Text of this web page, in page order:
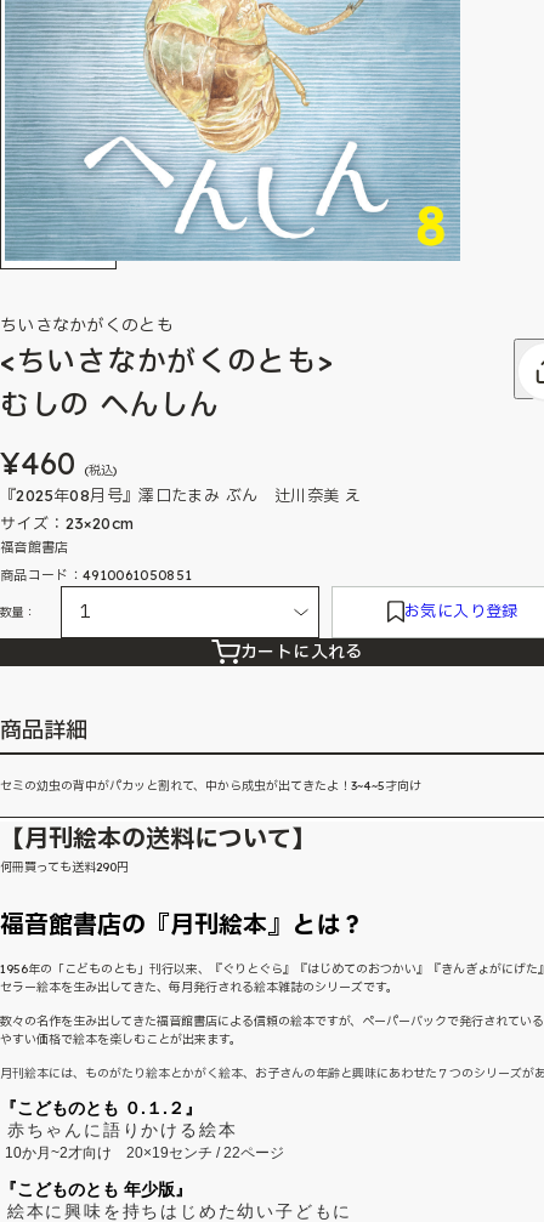
ちいさなかがくのとも
<ちいさなかがくのとも>
むしの へんしん
¥460 (税込)
『2025年08月号』澤口たまみ ぶん 辻川奈美 え
サイズ：23×20cm
福音館書店
商品コード：4910061050851
数量： お気に入り登録
カートに入れる
商品詳細
セミの幼虫の背中がパカッと割れて、中から成虫が出てきたよ！3~4~5才向け
【月刊絵本の送料について】
何冊買っても送料290円
福音館書店の『月刊絵本』とは？
1956年の「こどものとも」刊行以来、『ぐりとぐら』『はじめてのおつかい』『きんぎょがにげた
セラー絵本を生み出してきた、毎月発行される絵本雑誌のシリーズです。
数々の名作を生み出してきた福音館書店による信頼の絵本ですが、ペーパーバックで発行されてい
やすい価格で絵本を楽しむことが出来ます。
月刊絵本には、ものがたり絵本とかがく絵本、お子さんの年齢と興味にあわせた７つのシリーズが
『こどものとも ０.１.２』
赤ちゃんに語りかける絵本
10か月~2才向け 20×19センチ / 22ページ
『こどものとも 年少版』
絵本に興味を持ちはじめた幼い子どもに